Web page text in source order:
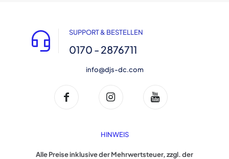
SUPPORT & BESTELLEN
0170 - 2876711
info@djs-dc.com
HINWEIS
Alle Preise inklusive der Mehrwertsteuer, zzgl. der